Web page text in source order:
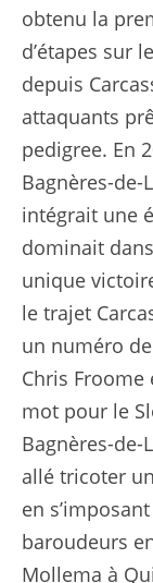
obtenu la
d’étapes sur
depuis
attaquants
pedigree. En
Bagnères-de-
intégrait une
dominait
unique
le trajet
un numéro
Chris Froome
mot pour le
Bagnères-
allé tricoter
en
baroudeurs
Mollema à